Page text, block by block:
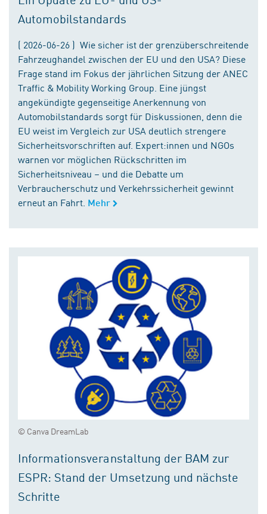
Automobilstandards
( 2026-06-26 ) Wie sicher ist der grenzüberschreitende
Fahrzeughandel zwischen der EU und den USA? Diese
Frage stand im Fokus der jährlichen Sitzung der ANEC
Traffic & Mobility Working Group. Eine jüngst
angekündigte gegenseitige Anerkennung von
Automobilstandards sorgt für Diskussionen, denn die
EU weist im Vergleich zur USA deutlich strengere
Sicherheitsvorschriften auf. Expert:innen und NGOs
warnen vor möglichen Rückschritten im
Sicherheitsniveau – und die Debatte um
Verbraucherschutz und Verkehrssicherheit gewinnt
erneut an Fahrt. Mehr
© Canva DreamLab
Informationsveranstaltung der BAM zur
ESPR: Stand der Umsetzung und nächste
Schritte